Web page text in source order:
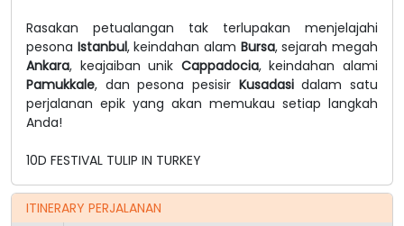
Rasakan petualangan tak terlupakan menjelajahi
pesona Istanbul, keindahan alam Bursa, sejarah megah
Ankara, keajaiban unik Cappadocia, keindahan alami
Pamukkale, dan pesona pesisir Kusadasidalam satu
perjalanan epik yang akan memukau setiap langkah
Anda!
10D FESTIVAL TULIP IN TURKEY
ITINERARY PERJALANAN